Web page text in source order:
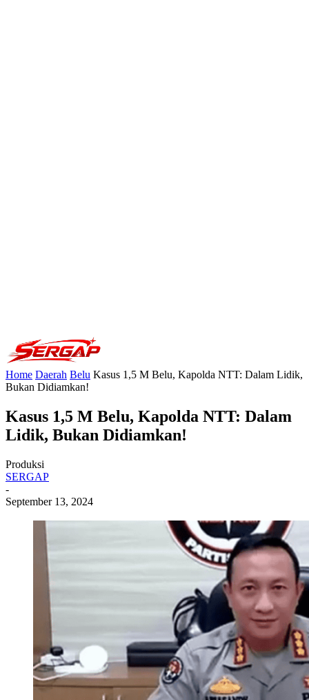
Home Daerah Belu Kasus 1,5 M Belu, Kapolda NTT: Dalam Lidik,
Bukan Didiamkan!
Kasus 1,5 M Belu, Kapolda NTT: Dalam
Lidik, Bukan Didiamkan!
Produksi
SERGAP
-
September 13, 2024